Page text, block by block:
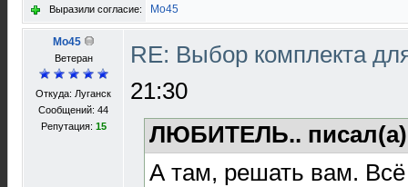
Выразили согласие: Mo45
Mo45
Ветеран
Откуда: Луганск
Сообщений: 44
Репутация: 15
RE: Выбор комплекта
21:30
ЛЮБИТЕЛЬ..
А там, решать вам. Всё